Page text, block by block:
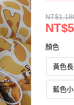
顏色
黃色
藍色